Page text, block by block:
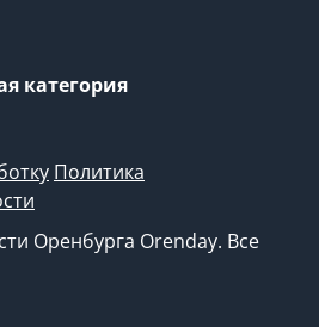
категория
Политика
Оренбурга Orenday. Все